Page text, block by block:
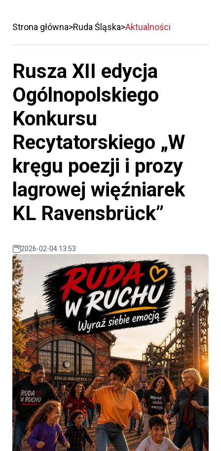
Strona główna Ruda Śląska Aktualności
Rusza XII edycja
Ogólnopolskiego
Konkursu
Recytatorskiego „W
kręgu poezji i prozy
lagrowej więźniarek
KL Ravensbrück”
2026-02-04 13:53